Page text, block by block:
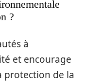
?
à
et encourage
protection de la